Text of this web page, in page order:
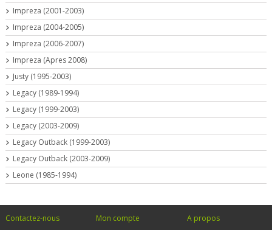
Impreza (2001-2003)
Impreza (2004-2005)
Impreza (2006-2007)
Impreza (Apres 2008)
Justy (1995-2003)
Legacy (1989-1994)
Legacy (1999-2003)
Legacy (2003-2009)
Legacy Outback (1999-2003)
Legacy Outback (2003-2009)
Leone (1985-1994)
Contactez-nous Mon compte A propos